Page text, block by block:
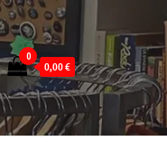
0
0,00€